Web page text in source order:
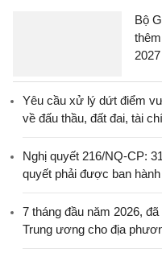
Bộ
2027
Yêu cầu xử lý dứt điểm
về đấu thầu, đất đai, tài
Nghị quyết 216/NQ-CP:
quyết phải được ban
7 tháng đầu năm 2026,
Trung ương cho địa